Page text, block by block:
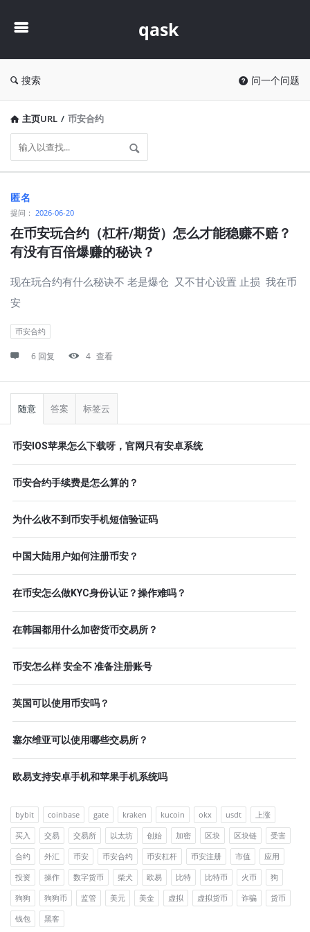
qask
搜索 问一个问题
主页URL / 币安合约
qask
最
新
问
题
匿名
提问： 2026-06-20
在币安玩合约（杠杆/期货）怎么才能稳赚不赔？
有没有百倍爆赚的秘诀？
现在玩合约有什么秘诀不 老是爆仓 又不甘心设置 止损 我在币
安
币安合约
6 回复 4 查看
侧
随意 答案 标签云
币安IOS苹果怎么下载呀，官网只有安卓系统
币安合约手续费是怎么算的？
为什么收不到币安手机短信验证码
中国大陆用户如何注册币安？
在币安怎么做KYC身份认证？操作难吗？
在韩国都用什么加密货币交易所？
币安怎么样 安全不 准备注册账号
英国可以使用币安吗？
塞尔维亚可以使用哪些交易所？
欧易支持安卓手机和苹果手机系统吗
bybit coinbase gate kraken kucoin okx usdt
上涨
买入
交易 交易所 以太坊 创始 加密 区块 区块链
受害
合约
外汇 币安 币安合约 币安杠杆 币安注册 市值
应用
投资
操作 数字货币 柴犬 欧易 比特 比特币 火币
狗
狗狗
狗狗币 监管 美元 美金 虚拟 虚拟货币 诈骗
货币
钱包
黑客